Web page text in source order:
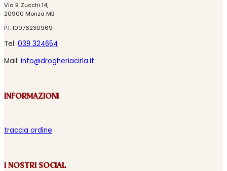
Via B. Zucchi 14,
20900 Monza MB
P.I. 10076230969
Tel: 039 324654
Mail: info@drogheriacirla.it
INFORMAZIONI
traccia ordine
I NOSTRI SOCIAL